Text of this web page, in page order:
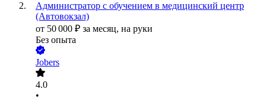
Администратор с обучением в медицинский центр
(Автовокзал)
от 50 000 ₽ за месяц, на руки
Без опыта
Jobers
4.0
•